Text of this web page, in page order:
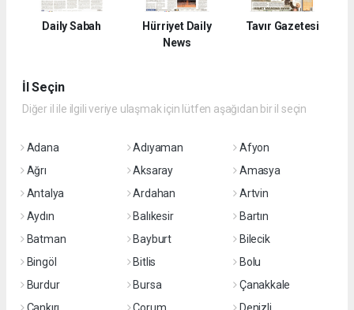
Daily Sabah
Hürriyet Daily
News
Tavır Gazetesi
İl Seçin
Diğer il ile ilgili veriye ulaşmak için lütfen aşağıdan bir il seçin
Adana Adıyaman
Afyon
Ağrı
Aksaray
Amasya
Antalya
Ardahan
Artvin
Aydın
Balıkesir
Bartın
Batman
Bayburt
Bilecik
Bingöl
Bitlis
Bolu
Burdur
Bursa
Çanakkale